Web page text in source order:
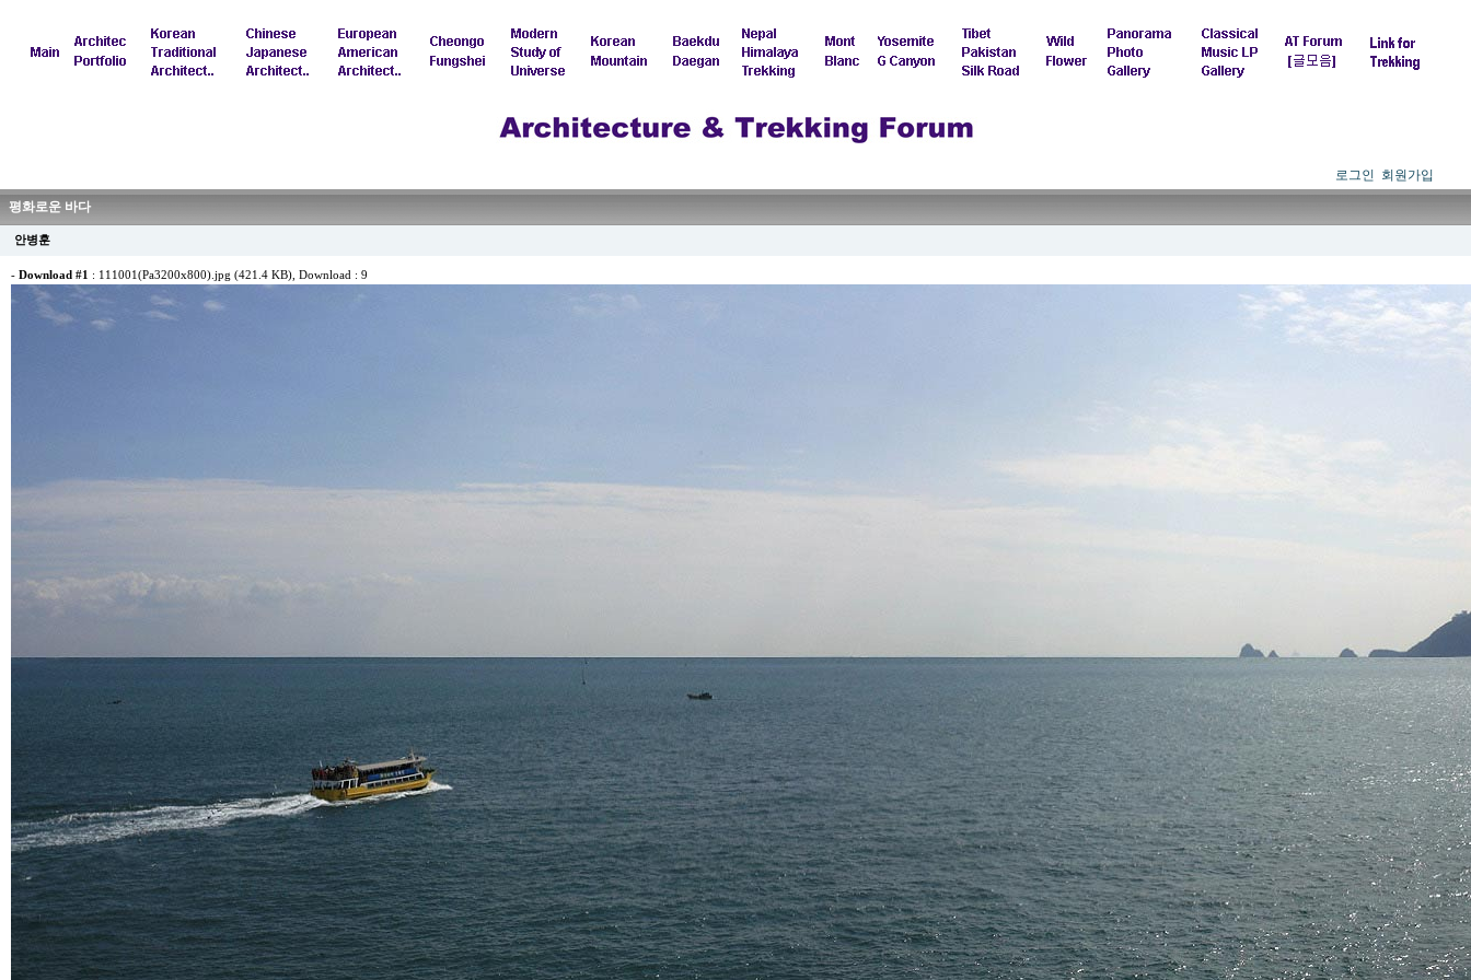
로그인 회원가입
평화로운 바다
안병훈
- Download #1 : 111001(Pa3200x800).jpg (421.4 KB) , Download : 9